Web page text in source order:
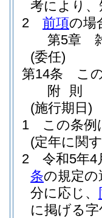
考により
2
前項の場
第5章
(委任)
第14条
こ
附 則
(施行期日)
1
この条例
(定年に関
2
令和5年4
条の規定
分に応じ、
に掲げる